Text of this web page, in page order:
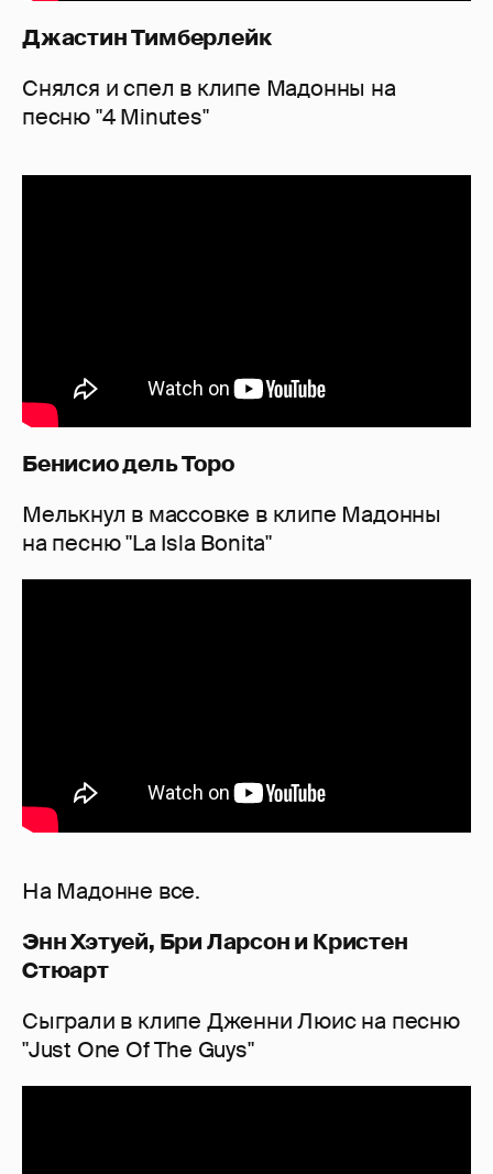
Джастин Тимберлейк
Снялся и спел в клипе Мадонны на
песню "4 Minutes"
Бенисио дель Торо
Мелькнул в массовке в клипе Мадонны
на песню "La Isla Bonita"
На Мадонне все.
Энн Хэтуей, Бри Ларсон и Кристен
Стюарт
Сыграли в клипе Дженни Люис на песню
"Just One Of The Guys"